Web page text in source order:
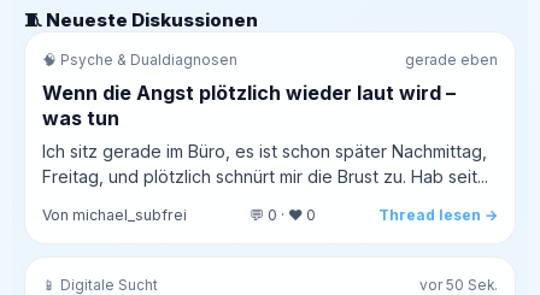
🧵 Neueste Diskussionen
🧠 Psyche & Dualdiagnosen gerade eben
Wenn die Angst plötzlich wieder laut wird –
was tun
Ich sitz gerade im Büro, es ist schon später Nachmittag,
Freitag, und plötzlich schnürt mir die Brust zu. Hab seit...
Von michael_subfrei 💬 0 · ❤️ 0 Thread lesen →
📱 Digitale Sucht vor 50 Sek.